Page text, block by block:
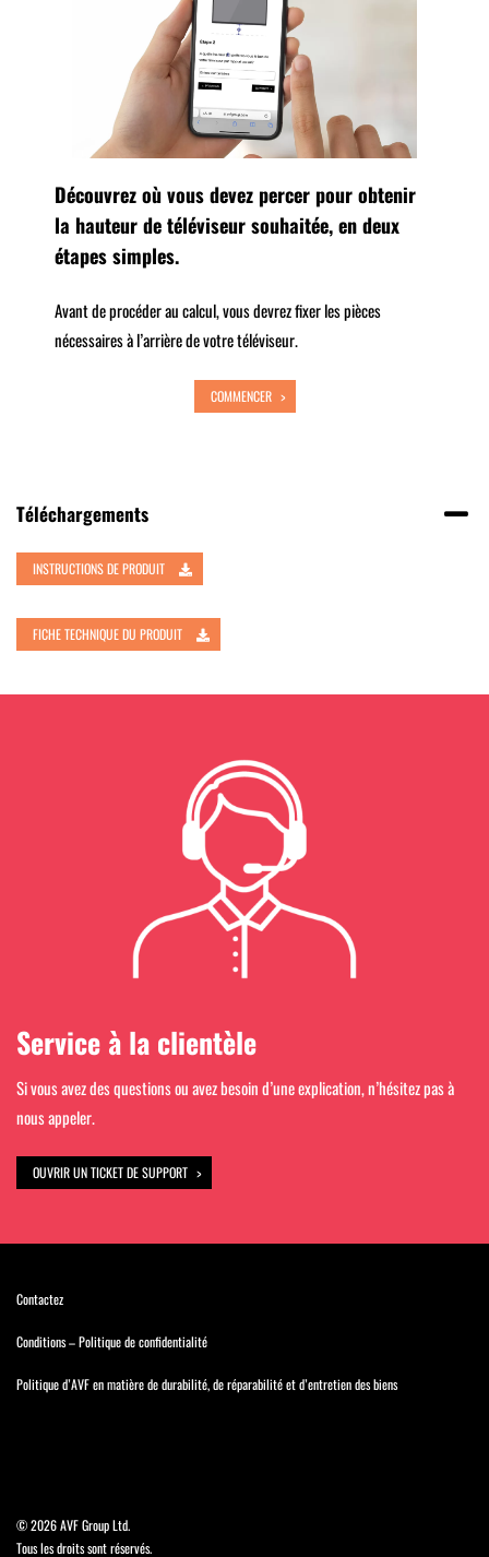
Découvrez où vous devez percer pour obtenir
la hauteur de téléviseur souhaitée, en deux
étapes simples.
Avant de procéder au calcul, vous devrez fixer les pièces
nécessaires à l’arrière de votre téléviseur.
COMMENCER
Téléchargements
INSTRUCTIONS DE PRODUIT
FICHE TECHNIQUE DU PRODUIT
Service à la clientèle
Si vous avez des questions ou avez besoin d’une explication, n’hésitez pas à
nous appeler.
OUVRIR UN TICKET DE SUPPORT
Contactez
Conditions–Politique de confidentialité
Politique d’AVF en matière de durabilité, de réparabilité et d’entretien des biens
©2026 AVF Group Ltd.
Tous les droits sont réservés.